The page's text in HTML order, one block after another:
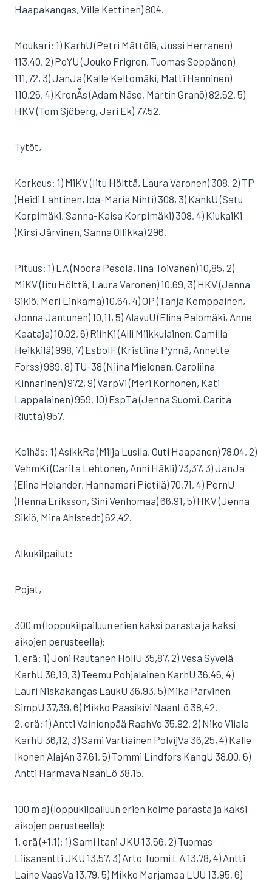
Haapakangas, Ville Kettinen) 804.
Moukari: 1) KarhU (Petri Mättölä, Jussi Herranen)
113,40, 2) PoYU (Jouko Frigren, Tuomas Seppänen)
111,72, 3) JanJa (Kalle Keltomäki, Matti Hanninen)
110,26, 4) KronÅs (Adam Näse, Martin Granö) 82,52, 5)
HKV (Tom Sjöberg, Jari Ek) 77,52.
Tytöt,
Korkeus: 1) MiKV (Iitu Hölttä, Laura Varonen) 308, 2) TP
(Heidi Lahtinen, Ida-Maria Nihti) 308, 3) KankU (Satu
Korpimäki, Sanna-Kaisa Korpimäki) 308, 4) KiukaiKi
(Kirsi Järvinen, Sanna Ollikka) 296.
Pituus: 1) LA (Noora Pesola, Iina Toivanen) 10,85, 2)
MiKV (Iitu Hölttä, Laura Varonen) 10,69, 3) HKV (Jenna
Sikiö, Meri Linkama) 10,64, 4) OP (Tanja Kemppainen,
Jonna Jantunen) 10,11, 5) AlavuU (Elina Palomäki, Anne
Kaataja) 10,02, 6) RiihKi (Alli Miikkulainen, Camilla
Heikkilä) 998, 7) EsboIF (Kristiina Pynnä, Annette
Forss) 989, 8) TU-38 (Niina Mielonen, Caroliina
Kinnarinen) 972, 9) VarpVi (Meri Korhonen, Kati
Lappalainen) 959, 10) EspTa (Jenna Suomi, Carita
Riutta) 957.
Keihäs: 1) AsikkRa (Milja Lusila, Outi Haapanen) 78,04, 2)
VehmKi (Carita Lehtonen, Anni Häkli) 73,37, 3) JanJa
(Elina Helander, Hannamari Pietilä) 70,71, 4) PernU
(Henna Eriksson, Sini Venhomaa) 66,91, 5) HKV (Jenna
Sikiö, Mira Ahlstedt) 62,42.
Alkukilpailut:
Pojat,
300 m (loppukilpailuun erien kaksi parasta ja kaksi
aikojen perusteella):
1. erä: 1) Joni Rautanen HollU 35,87, 2) Vesa Syvelä
KarhU 36,19, 3) Teemu Pohjalainen KarhU 36,46, 4)
Lauri Niskakangas LaukU 36,93, 5) Mika Parvinen
SimpU 37,39, 6) Mikko Paasikivi NaanLö 38,42.
2. erä: 1) Antti Vainionpää RaahVe 35,92, 2) Niko Viiala
KarhU 36,12, 3) Sami Vartiainen PolvijVa 36,25, 4) Kalle
Ikonen AlajAn 37,61, 5) Tommi Lindfors KangU 38,00, 6)
Antti Harmava NaanLö 38,15.
100 m aj (loppukilpailuun erien kolme parasta ja kaksi
aikojen perusteella):
1. erä (+1,1): 1) Sami Itani JKU 13,56, 2) Tuomas
Liisanantti JKU 13,57, 3) Arto Tuomi LA 13,78, 4) Antti
Laine VaasVa 13,79, 5) Mikko Marjamaa LUU 13,95, 6)